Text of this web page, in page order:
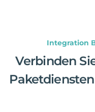
Integration
Verbinden